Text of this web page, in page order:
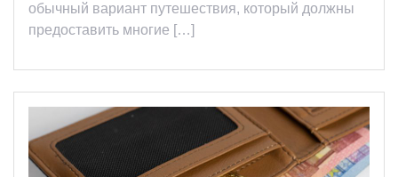
обычный вариант путешествия, который должны
предоставить многие […]